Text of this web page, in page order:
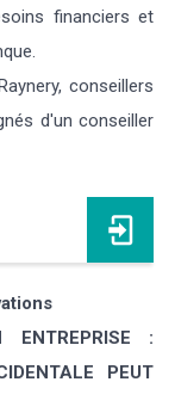
financiers et
conseillers
d'un conseiller
:
PEUT